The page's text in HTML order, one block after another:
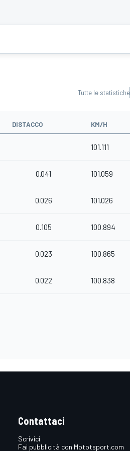
Tutte le statistiche
DISTACCO KM/H
101.111
0.041 101.059
0.026 101.026
0.105 100.894
0.023 100.865
0.022 100.838
Contattaci
Scrivici
Fai pubblicità con Mototsport.com